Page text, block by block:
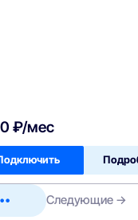
₽/мес
Следующие →